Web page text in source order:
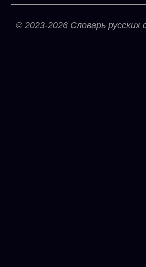
© 2023-2026 Словарь русских